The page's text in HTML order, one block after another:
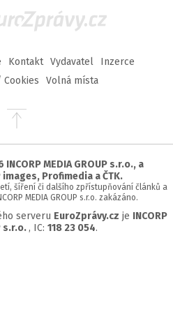
Kontakt Vydavatel
Inzerce
Volná místa
Přejít
stránky
MEDIA GROUP s.r.o., a
images, Profimedia a ČTK.
šíření či dalšího zpřístupňování článků a
MEDIA GROUP s.r.o. zakázáno.
serveru EuroZprávy.cz je INCORP
s.r.o. , IC: 118 23 054.